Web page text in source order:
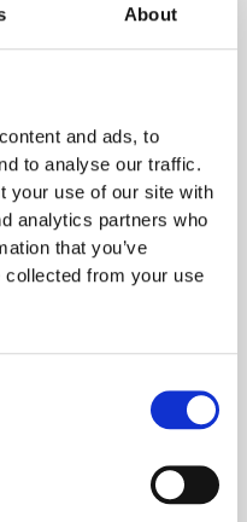
About
and ads, to
to analyse our traffic.
your use of our site with
analytics partners who
that you’ve
collected from your use
Realitäten
2026
das immer
Messegelände. Und was wir
was wir bei SKILLY